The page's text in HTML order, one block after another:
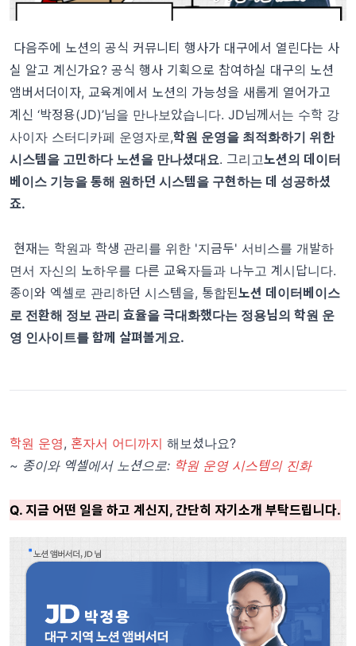
다음주에 노션의 공식 커뮤니티 행사가 대구에서 열린다는 사
실 알고 계신가요? 공식 행사 기획으로 참여하실 대구의 노션
앰버서더이자, 교육계에서 노션의 가능성을 새롭게 열어가고
계신 ‘박정용(JD)’님을 만나보았습니다. JD님께서는 수학 강
사이자 스터디카페 운영자로,학원 운영을 최적화하기 위한
시스템을 고민하다 노션을 만나셨대요. 그리고노션의 데이터
베이스 기능을 통해 원하던 시스템을 구현하는 데 성공하셨
죠.
현재는 학원과 학생 관리를 위한 '지금두' 서비스를 개발하
면서 자신의 노하우를 다른 교육자들과 나누고 계시답니다.
종이와 엑셀로 관리하던 시스템을, 통합된노션 데이터베이스
로 전환해 정보 관리 효율을 극대화했다는 정용님의 학원 운
영 인사이트를 함께 살펴볼게요.
학원 운영, 혼자서 어디까지 해보셨나요?
~ 종이와 엑셀에서 노션으로: 학원 운영 시스템의 진화
Q. 지금 어떤 일을 하고 계신지, 간단히 자기소개 부탁드립니다.